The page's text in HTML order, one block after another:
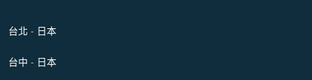
台北 - 日本
台中 - 日本